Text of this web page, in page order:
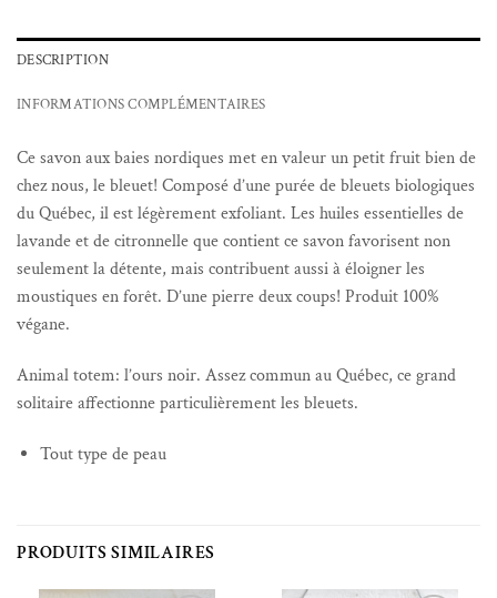
DESCRIPTION
INFORMATIONS COMPLÉMENTAIRES
Ce savon aux baies nordiques met en valeur un petit fruit bien de
chez nous, le bleuet! Composé d’une purée de bleuets biologiques
du Québec, il est légèrement exfoliant. Les huiles essentielles de
lavande et de citronnelle que contient ce savon favorisent non
seulement la détente, mais contribuent aussi à éloigner les
moustiques en forêt. D’une pierre deux coups! Produit 100%
végane.
Animal totem: l’ours noir. Assez commun au Québec, ce grand
solitaire affectionne particulièrement les bleuets.
Tout type de peau
PRODUITS SIMILAIRES